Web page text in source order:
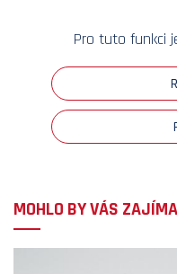
Pro tuto funkci
MOHLO BY VÁS